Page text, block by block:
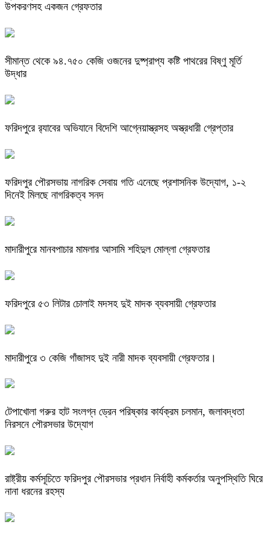
উপকরণসহ একজন গ্রেফতার
সীমান্ত থেকে ৯৪.৭৫০ কেজি ওজনের দুষ্প্রাপ্য কষ্টি পাথরের বিষ্ণু মূর্তি
উদ্ধার
ফরিদপুরে র‌্যাবের অভিযানে বিদেশি আগ্নেয়াস্ত্রসহ অস্ত্রধারী গ্রেপ্তার
ফরিদপুর পৌরসভায় নাগরিক সেবায় গতি এনেছে প্রশাসনিক উদ্যোগ, ১-২
দিনেই মিলছে নাগরিকত্ব সনদ
মাদারীপুরে মানবপাচার মামলার আসামি শহিদুল মোল্লা গ্রেফতার
ফরিদপুরে ৫৩ লিটার চোলাই মদসহ দুই মাদক ব্যবসায়ী গ্রেফতার
মাদারীপুরে ৩ কেজি গাঁজাসহ দুই নারী মাদক ব্যবসায়ী গ্রেফতার।
টেপাখোলা গরুর হাট সংলগ্ন ড্রেন পরিষ্কার কার্যক্রম চলমান, জলাবদ্ধতা
নিরসনে পৌরসভার উদ্যোগ
রাষ্ট্রীয় কর্মসূচিতে ফরিদপুর পৌরসভার প্রধান নির্বাহী কর্মকর্তার অনুপস্থিতি ঘিরে
নানা ধরনের রহস্য